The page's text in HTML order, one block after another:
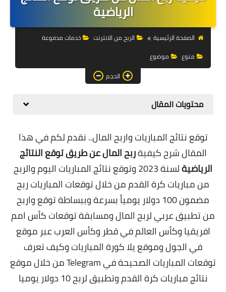
التجارة الالكترونية
التسويق
وظائف
المواقع
زيادة متابعين
العملات المشفرة
الاستثمار
الرياضية
الصفحة الرئيسية الربح من الانترنت
خدمات مدفوعة
منوع
موضوع
الحجم
محتويات المقال
توقع نتائج المباريات واربح المال.. نقدم لكم في هذا
المقال شرح كيفيةربح المال عن طريق توقع النتائج
الرياضية
لسنة 2023 وتوقع نتائج المباريات اليوم والربح
من مباريات كرة القدم من خلال توقعات المباريات ربح
مضمون 100 دولار يومياً بسرعة وببساطة توقع واربح
من تطبيق عربي لربح المال ومسابقة توقعات كأس امم
افريقيا وكأس العالم في قطر وكأس العرب عبر موقع
في الجول وموقع يلا كورة المباريات وكيف تعرف
توقعات المباريات الصحيحة في Telegram من خلال موقع
نتائج مباريات كرة القدم وتطبيق لربح 10 دولار يوميا